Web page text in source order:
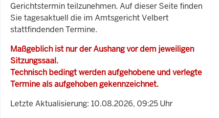
Gerichtstermin teilzunehmen. Auf dieser Seite finden
Sie tagesaktuell die im Amtsgericht Velbert
stattfindenden Termine.
Maßgeblich ist nur der Aushang vor dem jeweiligen
Sitzungssaal.
Technisch bedingt werden aufgehobene und verlegte
Termine als aufgehoben gekennzeichnet.
Letzte Aktualisierung: 10.08.2026, 09:25 Uhr